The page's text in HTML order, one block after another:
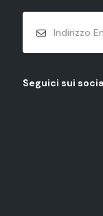
Seguici sui